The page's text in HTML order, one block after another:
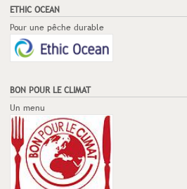
ETHIC OCEAN
Pour une pêche durable
BON POUR LE CLIMAT
Un menu